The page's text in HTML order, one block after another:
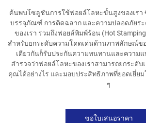
ค้นพบโซลูชันการใช้ฟอยล์โลหะขั้นสูงของเรา
บรรจุภัณฑ์ การติดฉลาก และความปลอดภัยร
ของเรา รวมถึงฟอยล์พิมพ์ร้อน (Hot Stamping
สำหรับยกระดับความโดดเด่นด้านภาพลักษณ์
เดียวกันก็รับประกันความทนทานและความ
สำรวจว่าฟอยล์โลหะของเราสามารถยกระดั
คุณได้อย่างไร และมอบประสิทธิภาพที่ยอดเยี่ย
ๆ
ขอใบเสนอราคา